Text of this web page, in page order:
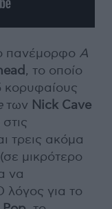
πανέμορφο A
, το οποίο
κορυφαίους
των Nick Cave
τρεις ακόμα
μικρότερο
να
για το